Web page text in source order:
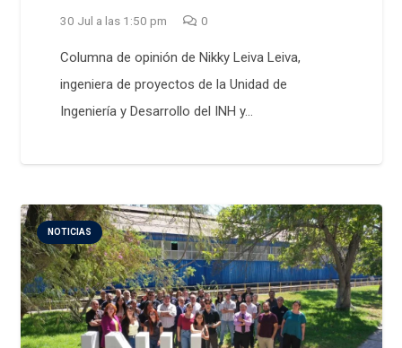
30 Jul a las 1:50 pm 0
Columna de opinión de Nikky Leiva Leiva,
ingeniera de proyectos de la Unidad de
Ingeniería y Desarrollo del INH y…
NOTICIAS